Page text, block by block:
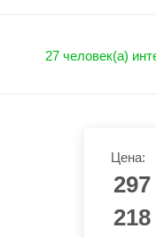
27 человек(а)
Цена: